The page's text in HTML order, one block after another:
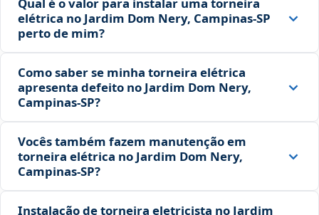
Qual é o valor para instalar uma torneira
elétrica no Jardim Dom Nery, Campinas‑SP
perto de mim?
Como saber se minha torneira elétrica
apresenta defeito no Jardim Dom Nery,
Campinas‑SP?
Vocês também fazem manutenção em
torneira elétrica no Jardim Dom Nery,
Campinas‑SP?
Instalação de torneira eletricista no Jardim